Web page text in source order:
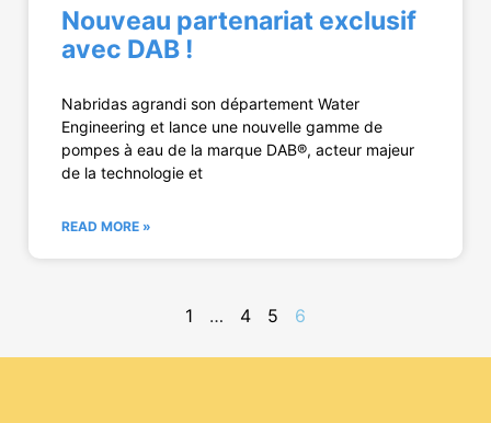
Nouveau partenariat exclusif
avec DAB !
Nabridas agrandi son département Water
Engineering et lance une nouvelle gamme de
pompes à eau de la marque DAB®, acteur majeur
de la technologie et
READ MORE »
1 … 4 5 6